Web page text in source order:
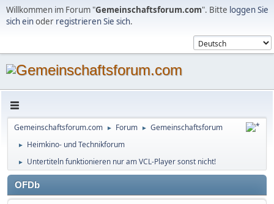
Willkommen im Forum "Gemeinschaftsforum.com". Bitte loggen Sie
sich einoder registrieren Sie sich.
Gemeinschaftsforum.com ► Forum ► Gemeinschaftsforum
► Heimkino- und Technikforum
► Untertiteln funktionieren nur am VCL-Player sonst nicht!
OFDb